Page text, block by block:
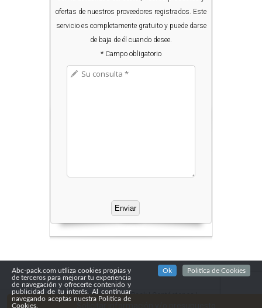
ofertas de nuestros proveedores registrados. Este
servicio es completamente gratuito y puede darse
de baja de él cuando desee.
* Campo obligatorio
Copyright© 2016Abc Pack
Confidencialidad
Abc-pack.com utiliza cookies propias y
de terceros para mejorar tu experiencia
de navegación y ofrecerte contenido y
publicidad de tu interés. Al continuar
navegando aceptas nuestra Politica de
Cookies.
Ok Politica de Cookies